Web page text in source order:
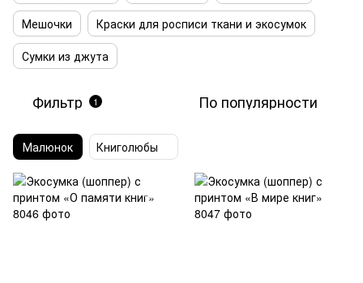
Мешочки
Краски для росписи ткани и экосумок
Сумки из джута
Фильтр 1 По популярности
Малюнок Книголюбы